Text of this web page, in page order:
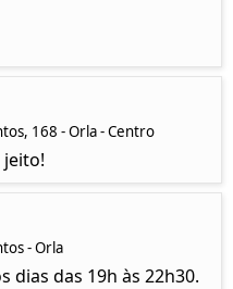
168 - Orla - Centro
jeito!
- Orla
dias das 19h às 22h30.